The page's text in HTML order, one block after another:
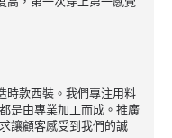
款西裝。我們專注用料
是由專業加工而成。推廣
讓顧客感受到我們的誠